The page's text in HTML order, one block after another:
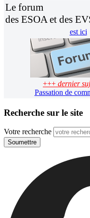
Le forum
des ESOA et des
est ici
+++ dernier
Passation de
Recherche sur le site
Votre recherche
Soumettre